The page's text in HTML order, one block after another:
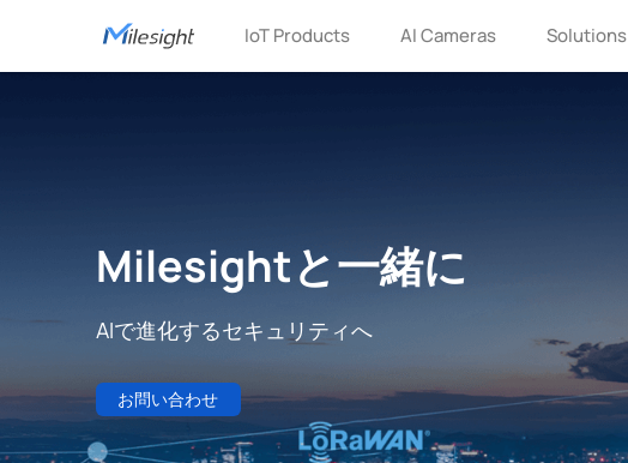
IoT Products AI Cameras Solutions
Milesightと一緒に
AIで進化するセキュリティへ
お問い合わせ